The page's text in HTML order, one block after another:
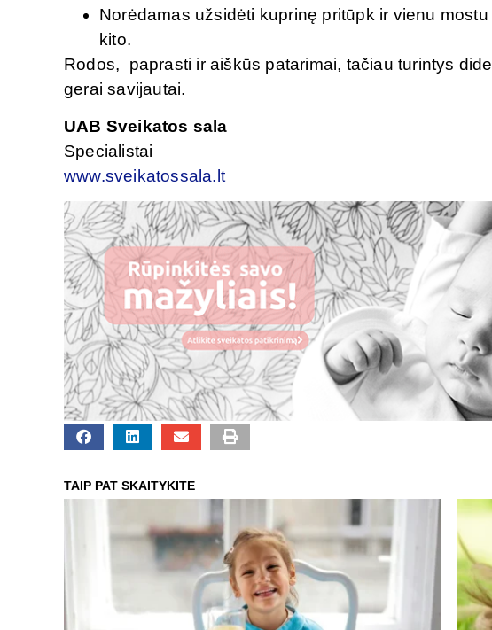
Norėdamas užsidėti kuprinę pritūpk ir vienu
kito.
Rodos, paprasti ir aiškūs patarimai, tačiau turintys
gerai savijautai.
UAB Sveikatos sala
Specialistai
www.sveikatossala.lt
TAIP PAT SKAITYKITE